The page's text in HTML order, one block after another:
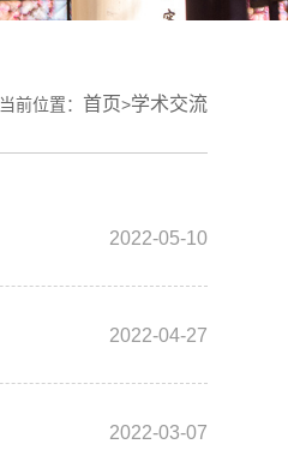
当前位置： 首页>学术交流
2022-05-10
2022-04-27
2022-03-07